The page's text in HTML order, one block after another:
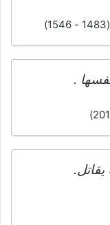
.
يقاتل.